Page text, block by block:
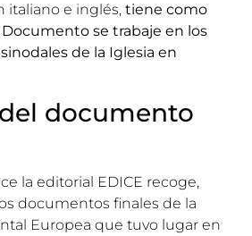
italiano e inglés, tiene como
se trabaje en los
de la Iglesia en
documento
la editorial EDICE recoge,
documentos finales de la
Europea que tuvo lugar en